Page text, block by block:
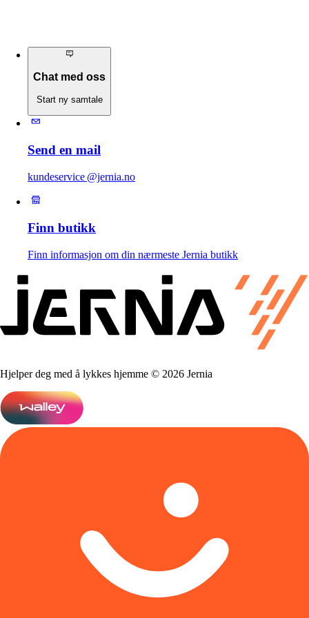
Chat med oss
Start ny samtale
Send en mail
kundeservice @jernia.no
Finn butikk
Finn informasjon om din nærmeste Jernia butikk
Hjelper deg med å lykkes hjemme © 2026 Jernia